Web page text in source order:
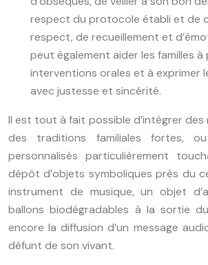
respect du protocole établi et de
respect, de recueillement et
peut également aider les familles à
interventions orales et à exprimer
avec justesse et sincérité.
Il est tout à fait possible d’intégrer des
des traditions familiales fortes,
personnalisés particulièrement
dépôt d’objets symboliques près du
instrument de musique, un objet
ballons biodégradables à la sortie
encore la diffusion d’un message
défunt de son vivant.